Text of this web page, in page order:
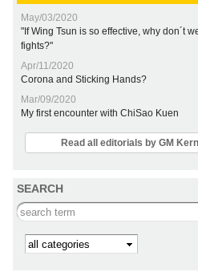
May/03/2020
"If Wing Tsun is so effective, why don´t
fights?"
Apr/11/2020
Corona and Sticking Hands?
Mar/09/2020
My first encounter with ChiSao Kuen
Read all editorials by GM
SEARCH
Search this site
Kategorie